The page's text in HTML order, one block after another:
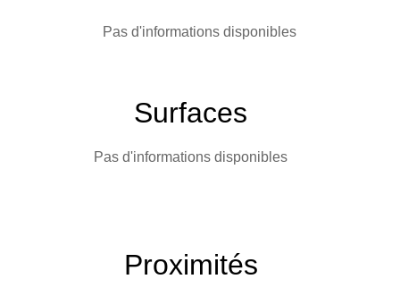
Pas d'informations disponibles
Surfaces
Pas d'informations disponibles
Proximités